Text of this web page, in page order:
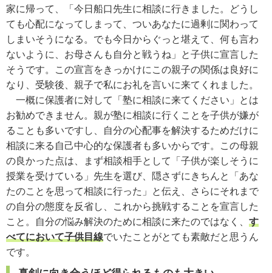
家に帰って、「今日船口先生に相談に行きました。どうし
ても心配になってしまって、ついあなたに過剰に関わって
しまいそうになる。でも今日からぐっと堪えて、何も言わ
ないように、お母さんも自分と戦うね」と子供に宣言した
そうです。この宣言をきっかけにこの親子の関係は良好に
なり、受験後、親子で私にお礼を言いに来てくれました。
一概に保護者に対して「塾に相談に来てください」とは
お勧めできません。親が塾に相談に行くことを子供が嫌が
ることも多いですし、自分の心配事を解決するためだけに
相談に来る自己中心的な保護者も多いからです。この母親
の良かった点は、まず相談相手として「子供が楽しそうに
授業を受けている」先生を選び、隠さずにきちんと「あな
たのことを思って相談に行った」と伝え、さらにそれまで
の自分の態度を反省し、これから挑戦することを宣言した
こと。自分の悩み解決のために相談に来たのではなく、 す
べてにおいて子供目線でいたことがとても素敵だと思うん
です。